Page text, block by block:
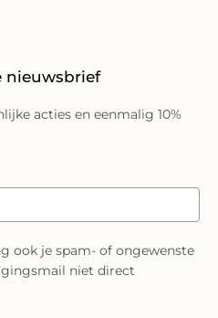
nieuwsbrief
acties en eenmalig 10%
ook je spam- of ongewenste
niet direct